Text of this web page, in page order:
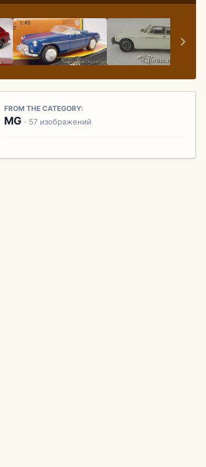
FROM THE CATEGORY:
MG · 57 изображений